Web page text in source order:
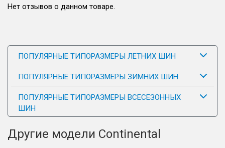
Нет отзывов о данном товаре.
ПОПУЛЯРНЫЕ ТИПОРАЗМЕРЫ ЛЕТНИХ ШИН
ПОПУЛЯРНЫЕ ТИПОРАЗМЕРЫ ЗИМНИХ ШИН
ПОПУЛЯРНЫЕ ТИПОРАЗМЕРЫ ВСЕСЕЗОННЫХ
ШИН
Другие модели Continental